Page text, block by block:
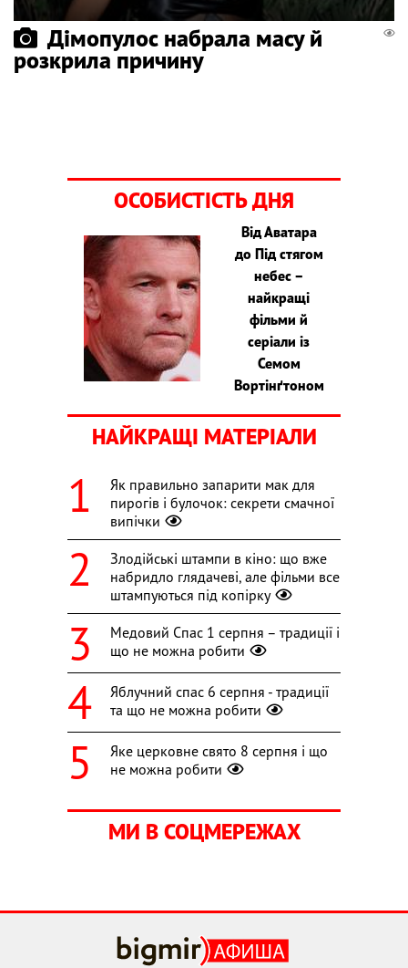
Дімопулос набрала масу й
розкрила причину
ОСОБИСТІСТЬ ДНЯ
Від Аватара
до Під стягом
небес –
найкращі
фільми й
серіали із
Семом
Вортінґтоном
НАЙКРАЩІ МАТЕРІАЛИ
Як правильно запарити мак для
пирогів і булочок: секрети смачної
випічки
Злодійські штампи в кіно: що вже
набридло глядачеві, але фільми все
штампуються під копірку
Медовий Спас 1 серпня – традиції і
що не можна робити
Яблучний спас 6 серпня - традиції
та що не можна робити
Яке церковне свято 8 серпня і що
не можна робити
МИ В СОЦМЕРЕЖАХ